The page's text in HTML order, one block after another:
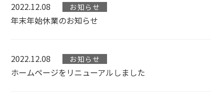
2022.12.08 お知らせ
年末年始休業のお知らせ
2022.12.08 お知らせ
ホームページをリニューアルしました